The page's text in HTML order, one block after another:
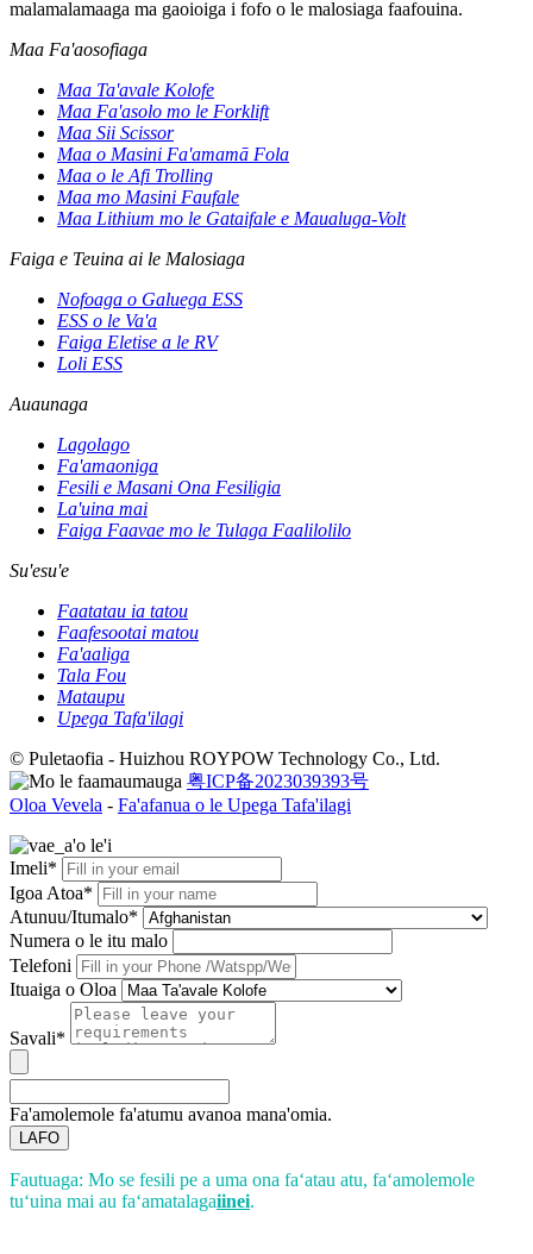
malamalamaaga ma gaoioiga i fofo o le malosiaga faafouina.
Maa Fa'aosofiaga
Maa Ta'avale Kolofe
Maa Fa'asolo mo le Forklift
Maa Sii Scissor
Maa o Masini Fa'amamā Fola
Maa o le Afi Trolling
Maa mo Masini Faufale
Maa Lithium mo le Gataifale e Maualuga-Volt
Faiga e Teuina ai le Malosiaga
Nofoaga o Galuega ESS
ESS o le Va'a
Faiga Eletise a le RV
Loli ESS
Auaunaga
Lagolago
Fa'amaoniga
Fesili e Masani Ona Fesiligia
La'uina mai
Faiga Faavae mo le Tulaga Faalilolilo
Su'esu'e
Faatatau ia tatou
Faafesootai matou
Fa'aaliga
Tala Fou
Mataupu
Upega Tafa'ilagi
© Puletaofia - Huizhou ROYPOW Technology Co., Ltd.
粤ICP备2023039393号
Oloa Vevela - Fa'afanua o le Upega Tafa'ilagi
Imeli*
Igoa Atoa*
Atunuu/Itumalo*
Numera o le itu malo
Telefoni
Ituaiga o Oloa
Savali*
Fa'amolemole fa'atumu avanoa mana'omia.
LAFO
Fautuaga: Mo se fesili pe a uma ona faʻatau atu, faʻamolemole
tuʻuina mai au faʻamatalagaiinei.